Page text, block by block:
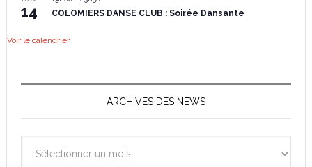
14 COLOMIERS DANSE CLUB : Soirée Dansante
Voir le calendrier
ARCHIVES DES NEWS
des